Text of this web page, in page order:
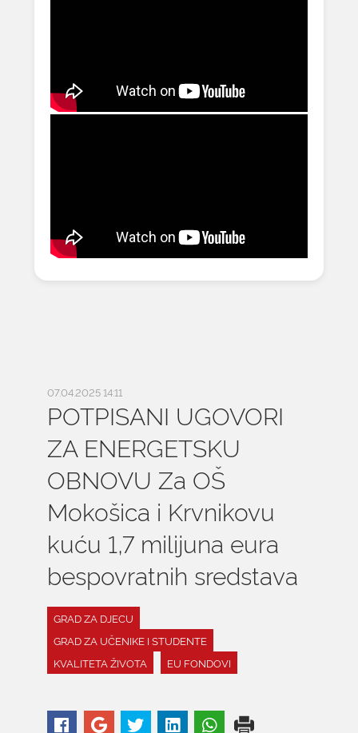
07.04.2025 14:11
POTPISANI UGOVORI
ZA ENERGETSKU
OBNOVU Za OŠ
Mokošica i Krvnikovu
kuću 1,7 milijuna eura
bespovratnih sredstava
GRAD ZA DJECU
GRAD ZA UČENIKE I STUDENTE
KVALITETA ŽIVOTA
EU FONDOVI